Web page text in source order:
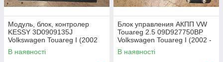
Модуль, блок, контролер
KESSY 3D0909135J
Volkswagen Touareg I (2002
— 2010 г.в.)
В наявності
Блок управления АКПП VW
Touareg 2.5 09D927750BP
Volkswagen Touareg I (2002 -
2010 г.в.)
В наявності